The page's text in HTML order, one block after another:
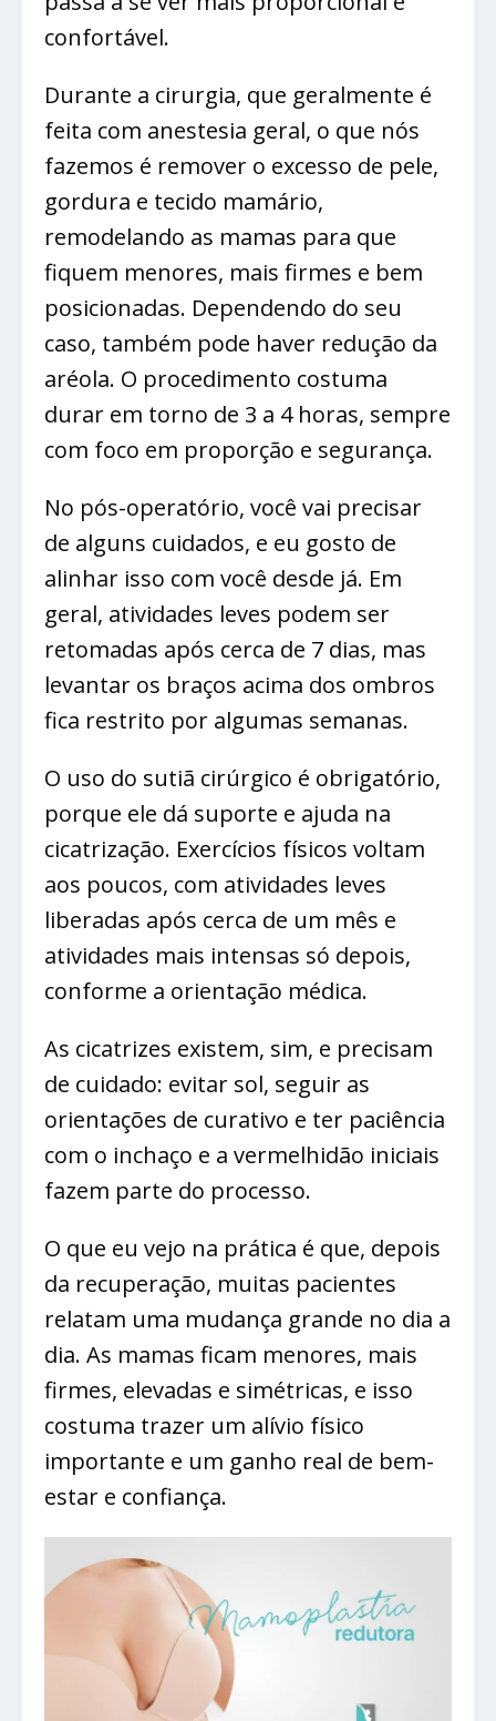
confortável.
Durante a cirurgia, que geralmente é
feita com anestesia geral, o que nós
fazemos é remover o excesso de pele,
gordura e tecido mamário,
remodelando as mamas para que
fiquem menores, mais firmes e bem
posicionadas. Dependendo do seu
caso, também pode haver redução da
aréola. O procedimento costuma
durar em torno de 3 a 4 horas, sempre
com foco em proporção e segurança.
No pós-operatório, você vai precisar
de alguns cuidados, e eu gosto de
alinhar isso com você desde já. Em
geral, atividades leves podem ser
retomadas após cerca de 7 dias, mas
levantar os braços acima dos ombros
fica restrito por algumas semanas.
O uso do sutiã cirúrgico é obrigatório,
porque ele dá suporte e ajuda na
cicatrização. Exercícios físicos voltam
aos poucos, com atividades leves
liberadas após cerca de um mês e
atividades mais intensas só depois,
conforme a orientação médica.
As cicatrizes existem, sim, e precisam
de cuidado: evitar sol, seguir as
orientações de curativo e ter paciência
com o inchaço e a vermelhidão iniciais
fazem parte do processo.
O que eu vejo na prática é que, depois
da recuperação, muitas pacientes
relatam uma mudança grande no dia a
dia. As mamas ficam menores, mais
firmes, elevadas e simétricas, e isso
costuma trazer um alívio físico
importante e um ganho real de bem-
estar e confiança.